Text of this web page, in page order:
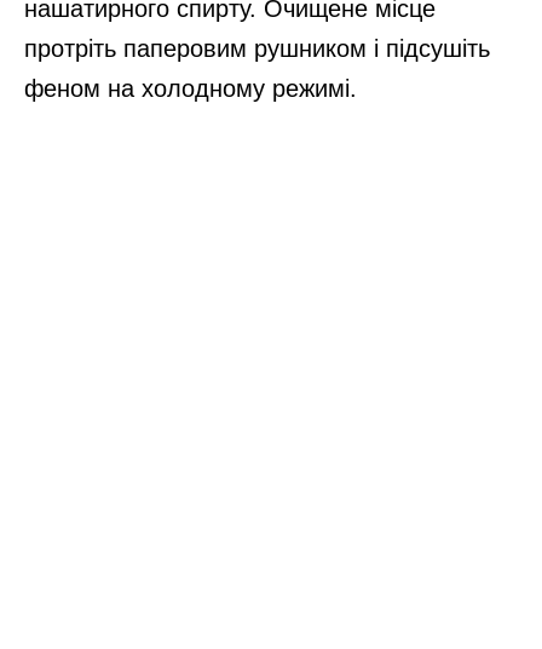
нашатирного спирту. Очищене місце
протріть паперовим рушником і підсушіть
феном на холодному режимі.